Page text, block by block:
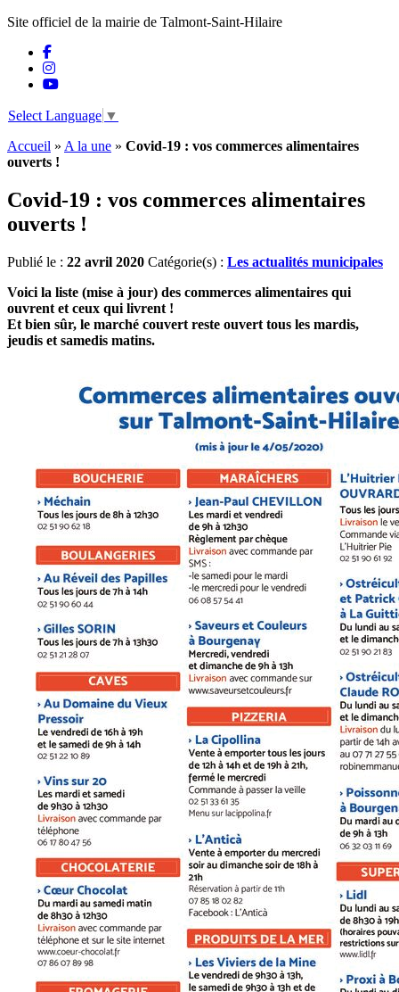
Site officiel de la mairie de Talmont-Saint-Hilaire
Select Language ▼
Accueil » A la une » Covid-19 : vos commerces alimentaires
ouverts !
Covid-19 : vos commerces alimentaires
ouverts !
Publié le : 22 avril 2020 Catégorie(s) : Les actualités municipales
Voici la liste (mise à jour) des commerces alimentaires qui
ouvrent et ceux qui livrent !
Et bien sûr, le marché couvert reste ouvert tous les mardis,
jeudis et samedis matins.